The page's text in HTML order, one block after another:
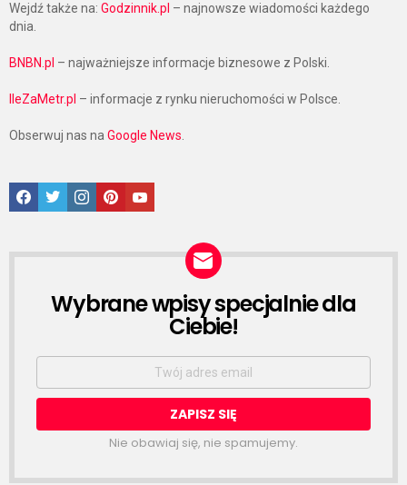
Wejdź także na: Godzinnik.pl – najnowsze wiadomości każdego
dnia.
BNBN.pl – najważniejsze informacje biznesowe z Polski.
IleZaMetr.pl – informacje z rynku nieruchomości w Polsce.
Obserwuj nas na Google News
Facebook
TwitterInstagramPinterestGoogle News
NEWSLETTER
Wybrane wpisy specjalnie dla
Ciebie!
Email
Nie obawiaj się, nie spamujemy.